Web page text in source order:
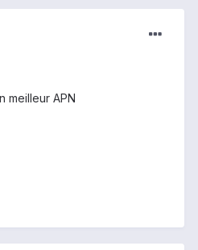
meilleur APN